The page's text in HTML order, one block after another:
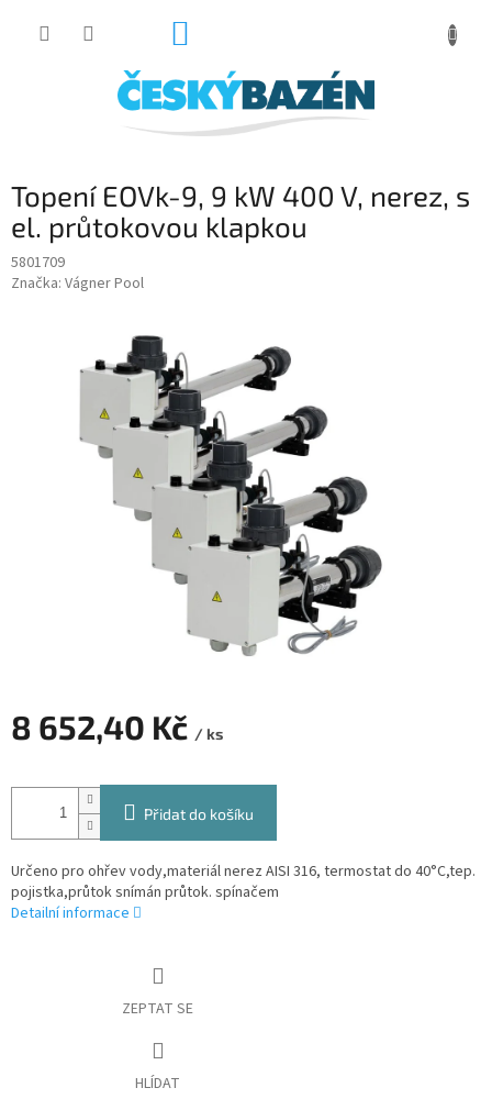
Topení EOVk-9, 9 kW 400 V, nerez, s
el. průtokovou klapkou
5801709
Značka: Vágner Pool
8 652,40 Kč / ks
cena:
Přidat do košíku
Určeno pro ohřev vody,materiál nerez AISI 316, termostat do 40°C,tep.
pojistka,průtok snímán průtok. spínačem
Detailní informace
ZEPTAT SE
HLÍDAT